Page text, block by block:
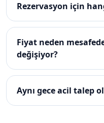
Rezervasyon için
Fiyat neden
değişiyor?
Aynı gece acil talep